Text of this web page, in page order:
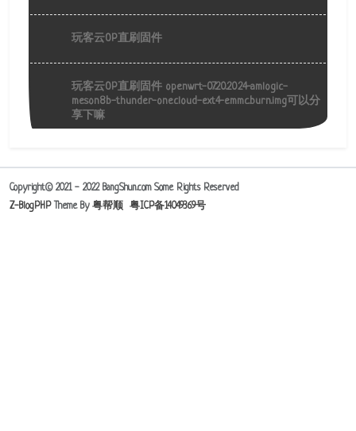
玩客云OP直刷固件
玩客云OP直刷固件 openwrt-07.20.2024-amlogic-
meson8b-thunder-onecloud-ext4-emmc.burn.img可以分
享下嘛
Copyright© 2021 - 2022 BangShun.com Some Rights Reserved
Z-BlogPHPTheme By 粤帮顺 粤ICP备14049369号